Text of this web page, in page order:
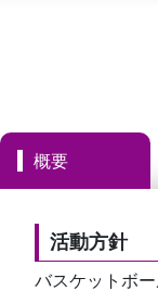
概要
活動方針
バスケットボ